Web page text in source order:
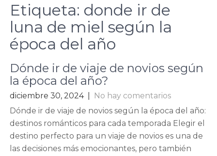
Etiqueta: donde ir de
luna de miel según la
época del año
Dónde ir de viaje de novios según
la época del año?
diciembre 30, 2024
No hay comentarios
Dónde ir de viaje de novios según la época del año:
destinos románticos para cada temporada Elegir el
destino perfecto para un viaje de novios es una de
las decisiones más emocionantes, pero también